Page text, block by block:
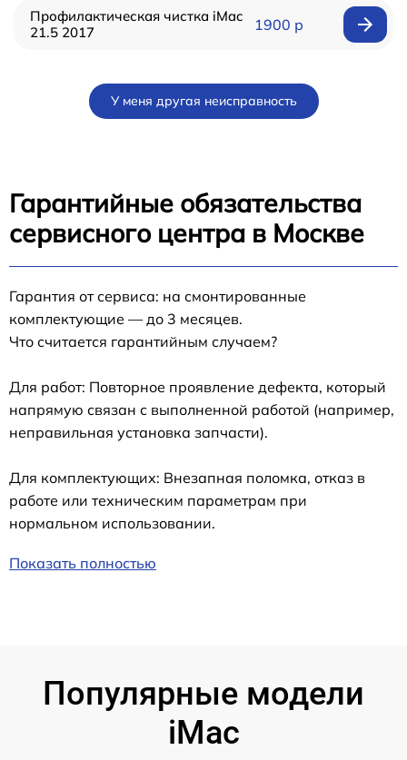
Профилактическая чистка iMac
21.5 2017
1900 р
У меня другая неисправность
Гарантийные обязательства
сервисного центра в Москве
Гарантия от сервиса: на смонтированные
комплектующие — до 3 месяцев.
Что считается гарантийным случаем?
Для работ: Повторное проявление дефекта, который
напрямую связан с выполненной работой (например,
неправильная установка запчасти).
Для комплектующих: Внезапная поломка, отказ в
работе или техническим параметрам при
нормальном использовании.
Показать полностью
Популярные модели
iMac